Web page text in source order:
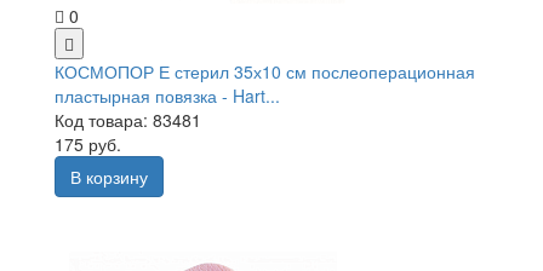
0
КОСМОПОР Е стерил 35х10 см послеоперационная
пластырная повязка - Hart...
Код товара: 83481
175 руб.
В корзину